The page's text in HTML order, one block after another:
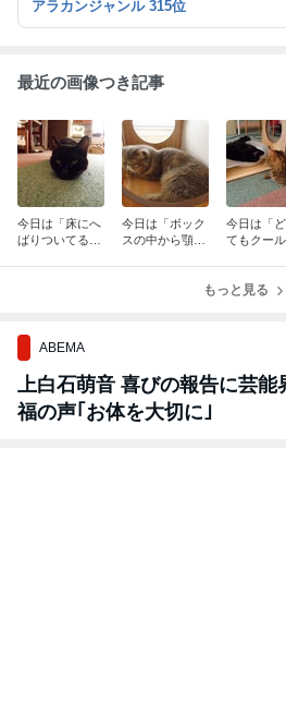
アラカンジャンル 315位
最近の画像つき記事
今日は「床にへ
ばりついてる」
今日は「ボック
スの中から顎を
今日は「
てもクール
もっと見る
ABEMA
上白石萌音 喜びの報告に芸能
福の声｢お体を大切に｣